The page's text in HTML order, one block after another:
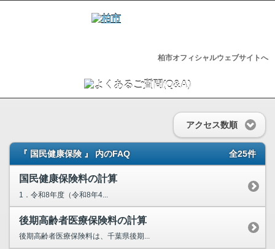
柏市オフィシャルウェブサイトへ
アクセス数順
『 国民健康保険 』 内のFAQ 全25件
国民健康保険料の計算
1．令和8年度（令和8年4...
後期高齢者医療保険料の計算
後期高齢者医療保険料は、千葉県後期...